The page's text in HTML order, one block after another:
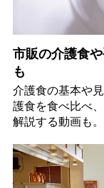
市販の介護食
も
介護食の基本や
護食を食べ比べ
解説する動画も。